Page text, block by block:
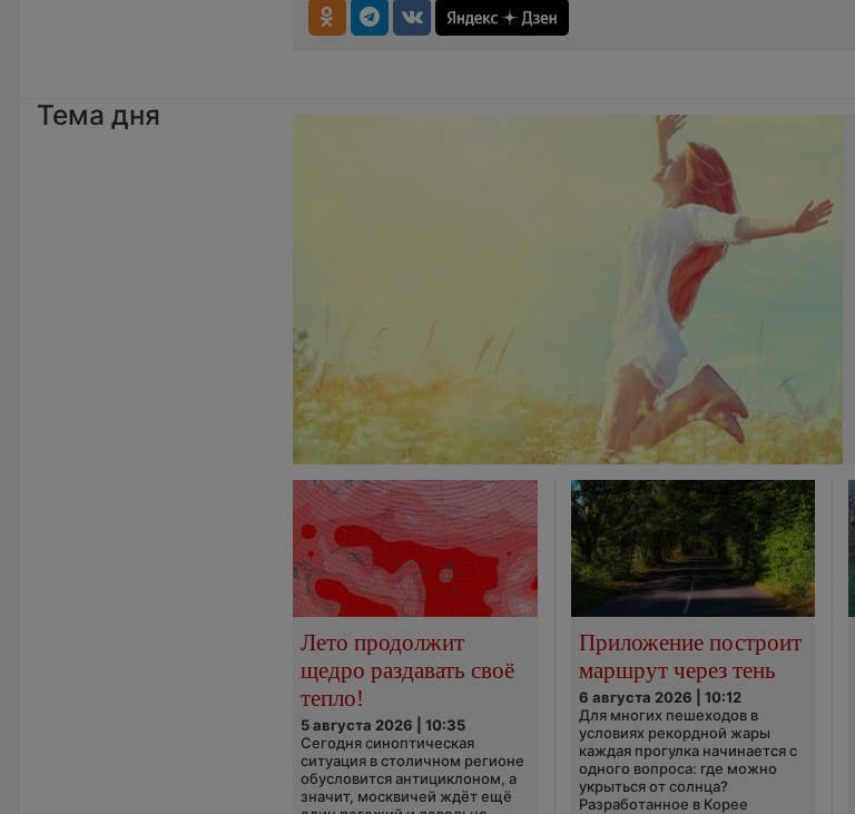
Тема дня
Лето продолжит
щедро раздавать своё
тепло!
5 августа 2026 | 10:35
Сегодня синоптическая
ситуация в столичном регионе
обусловится антициклоном, а
значит, москвичей ждёт ещё
Приложение построит
маршрут через тень
6 августа 2026 | 10:12
Для многих пешеходов в
условиях рекордной жары
каждая прогулка начинается с
одного вопроса: где можно
укрыться от солнца?
Разработанное в Корее